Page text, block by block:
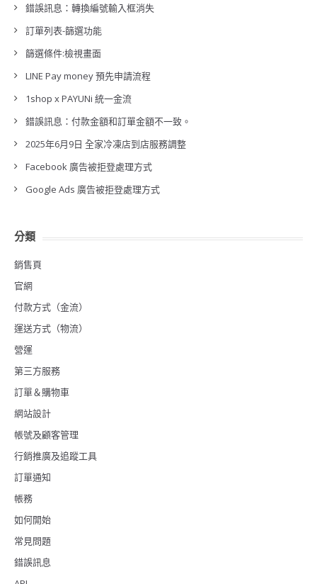
錯誤訊息：轉換編號輸入框消失
訂單列表-篩選功能
篩選條件:檢視畫面
LINE Pay money 預先申請流程
1shop x PAYUNi 統一金流
錯誤訊息：付款金額和訂單金額不一致。
2025年6月9日 全家冷凍店到店服務調整
Facebook 廣告被拒登處理方式
Google Ads 廣告被拒登處理方式
分類
銷售頁
官網
付款方式（金流）
運送方式（物流）
營運
第三方服務
訂單＆購物車
網站設計
帳號及顧客管理
行銷推廣及追蹤工具
訂單通知
帳務
如何開始
常見問題
錯誤訊息